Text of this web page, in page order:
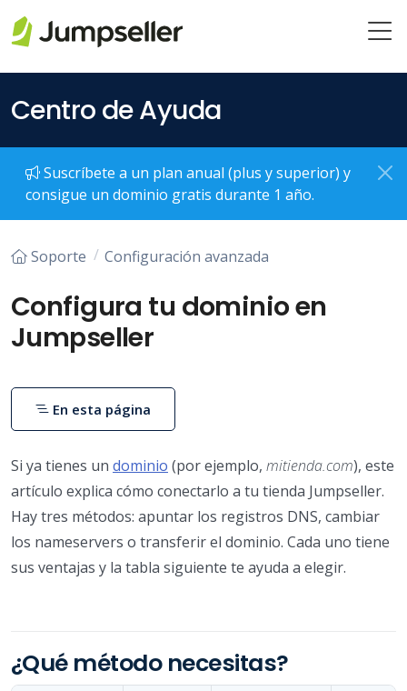
Centro de Ayuda
Suscríbete a un plan anual (plus y superior) y
consigue un dominio gratis durante 1 año.
Soporte Configuración avanzada
Configura tu dominio en
Jumpseller
Si ya tienes un dominio (por ejemplo, mitienda.com), este
artículo explica cómo conectarlo a tu tienda Jumpseller.
Hay tres métodos: apuntar los registros DNS, cambiar
los nameservers o transferir el dominio. Cada uno tiene
sus ventajas y la tabla siguiente te ayuda a elegir.
¿Qué método necesitas?
En esta página